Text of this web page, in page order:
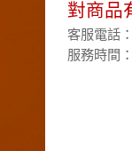
對商品
客服電話
服務時間